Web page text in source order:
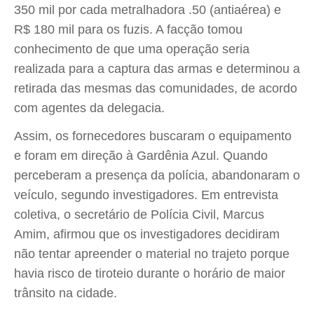
350 mil por cada metralhadora .50 (antiaérea) e
R$ 180 mil para os fuzis. A facção tomou
conhecimento de que uma operação seria
realizada para a captura das armas e determinou a
retirada das mesmas das comunidades, de acordo
com agentes da delegacia.
Assim, os fornecedores buscaram o equipamento
e foram em direção à Gardênia Azul. Quando
perceberam a presença da polícia, abandonaram o
veículo, segundo investigadores. Em entrevista
coletiva, o secretário de Polícia Civil, Marcus
Amim, afirmou que os investigadores decidiram
não tentar apreender o material no trajeto porque
havia risco de tiroteio durante o horário de maior
trânsito na cidade.